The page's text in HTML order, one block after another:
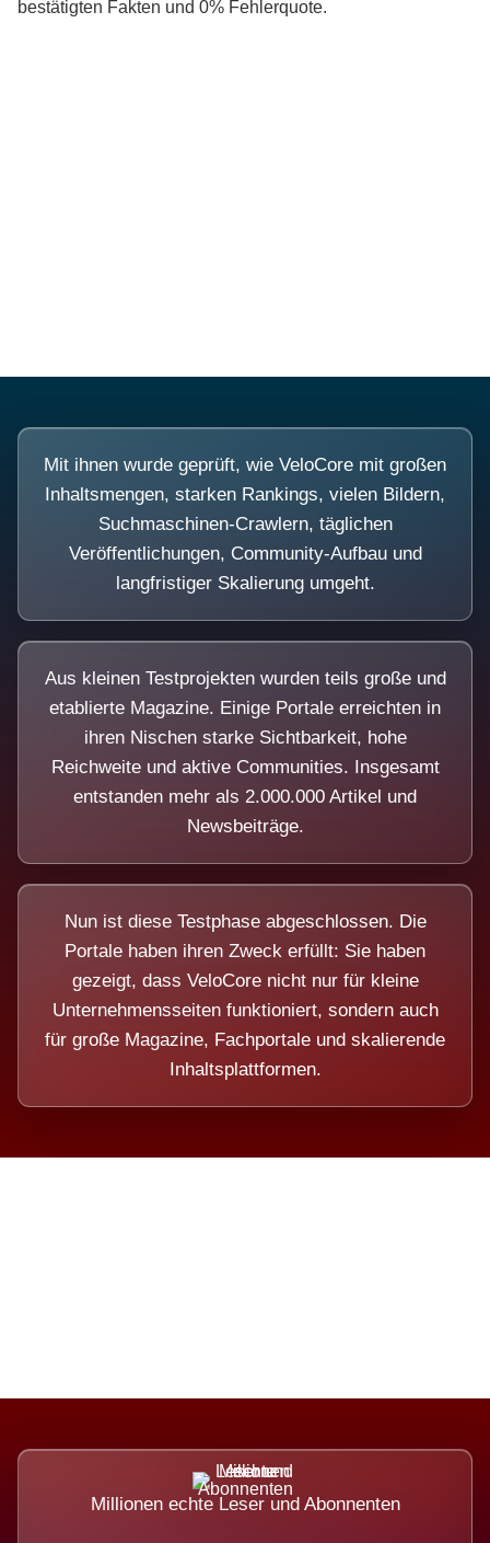
bestätigten Fakten und 0% Fehlerquote.
Mit ihnen wurde geprüft, wie VeloCore mit großen
Inhaltsmengen, starken Rankings, vielen Bildern,
Suchmaschinen-Crawlern, täglichen
Veröffentlichungen, Community-Aufbau und
langfristiger Skalierung umgeht.
Aus kleinen Testprojekten wurden teils große und
etablierte Magazine. Einige Portale erreichten in
ihren Nischen starke Sichtbarkeit, hohe
Reichweite und aktive Communities. Insgesamt
entstanden mehr als 2.000.000 Artikel und
Newsbeiträge.
Nun ist diese Testphase abgeschlossen. Die
Portale haben ihren Zweck erfüllt: Sie haben
gezeigt, dass VeloCore nicht nur für kleine
Unternehmensseiten funktioniert, sondern auch
für große Magazine, Fachportale und skalierende
Inhaltsplattformen.
Millionen echte Leser und Abonnenten